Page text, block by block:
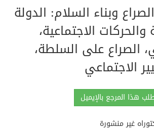
وبناء السلام: الدولة
الاجتماعية،
الصراع على السلطة،
الاجتماعي
هذا المرجع بالإيميل
غير منشورة